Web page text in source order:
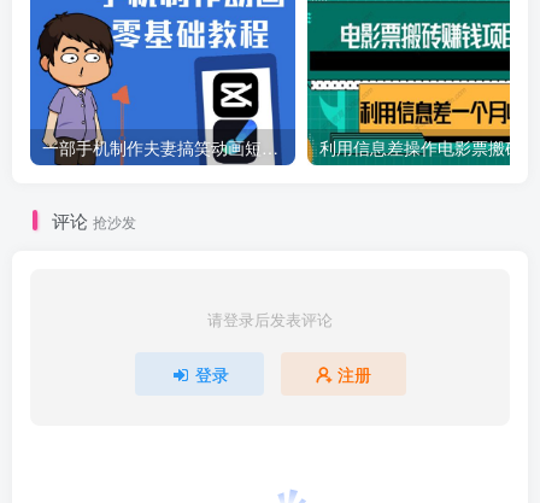
一部手机制作夫妻搞笑动画短视频教程，零基础也能快速上手
评论 抢沙发
请登录后发表评论
登录 注册